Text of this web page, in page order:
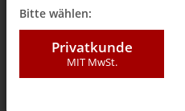
Bitte wählen:
Privatkunde
MIT MwSt.